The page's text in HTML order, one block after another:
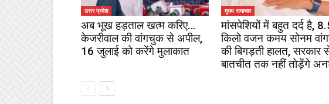
उत्तर प्रदेश
अब भूख हड़ताल खत्म करिए…
केजरीवाल की वांगचुक से अपील,
16 जुलाई को करेंगे मुलाकात
मुख्य समाचार
मांसपेशियों में बहुत दर्द है,
किलो वजन कमय सोनम
की बिगड़ती हालत, सरकार
बातचीत तक नहीं तोड़ेंगे